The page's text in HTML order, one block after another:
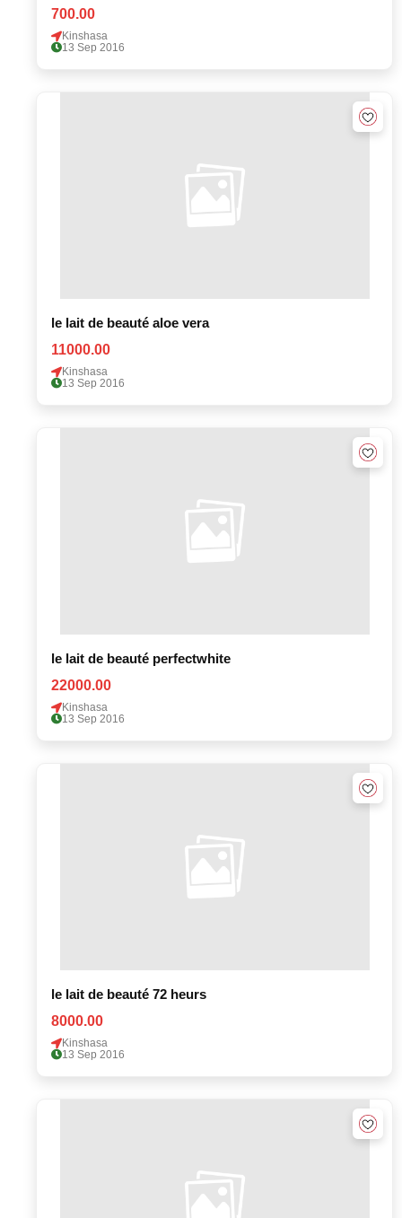
700.00
Kinshasa
13 Sep 2016
le lait de beauté aloe vera
11000.00
Kinshasa
13 Sep 2016
le lait de beauté perfectwhite
22000.00
Kinshasa
13 Sep 2016
le lait de beauté 72 heurs
8000.00
Kinshasa
13 Sep 2016